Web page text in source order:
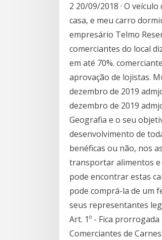
2 20/09/2018 · O
casa, e meu carro
empresário Telmo
comerciantes do local
em até 70%.
aprovação de lojistas.
dezembro de 2019
dezembro de 2019
Geografia e o seu
desenvolvimento de
benéficas ou não, nos
transportar alimentos e
pode encontrar estas
pode comprá-la de um
seus representantes
Art. 1º - Fica
Comerciantes de